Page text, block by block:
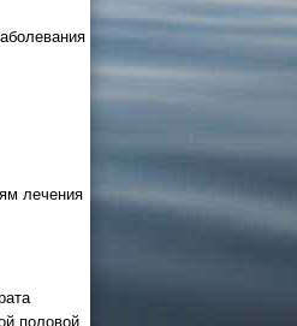
лечения
половой